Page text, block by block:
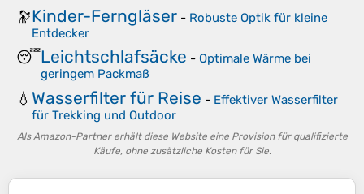
🔭Kinder-Ferngläser - Robuste Optik für kleine
Entdecker
😴Leichtschlafsäcke - Optimale Wärme bei
geringem Packmaß
💧 Wasserfilter für Reise - Effektiver Wasserfilter
für Trekking und Outdoor
Als Amazon-Partner erhält diese Website eine Provision für qualifizierte
Käufe, ohne zusätzliche Kosten für Sie.